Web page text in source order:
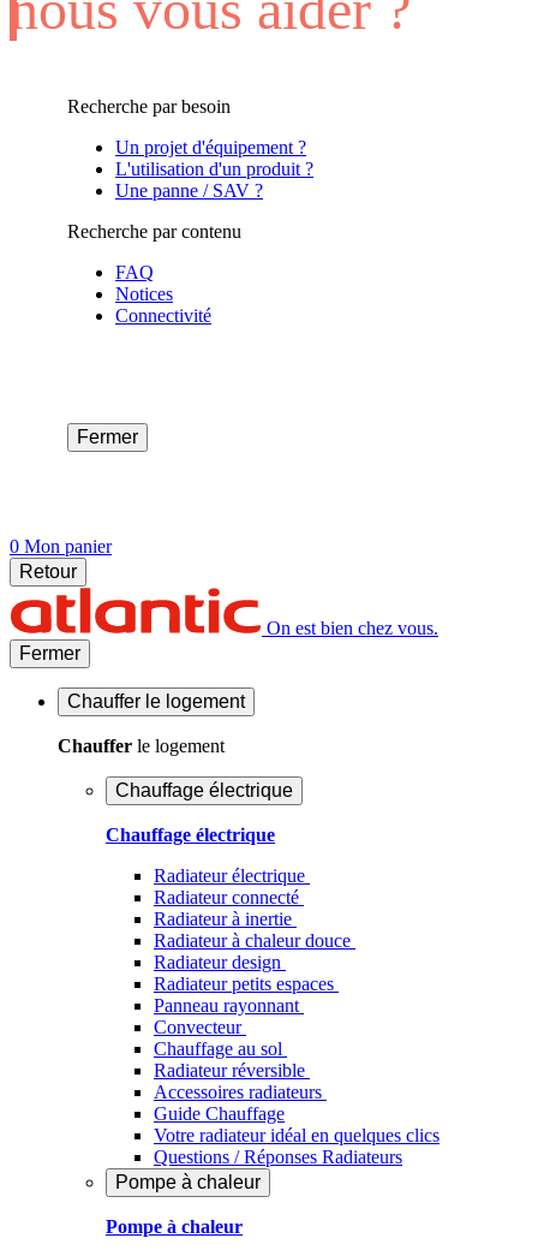
Recherche par besoin
Un projet d'équipement ?
L'utilisation d'un produit ?
Une panne / SAV ?
Recherche par contenu
FAQ
Notices
Connectivité
Fermer
0 Mon panier
Retour
On est bien chez vous.
Fermer
Chauffer le logement
Chauffer le logement
Chauffage électrique
Chauffage électrique
Radiateur électrique
Radiateur connecté
Radiateur à inertie
Radiateur à chaleur douce
Radiateur design
Radiateur petits espaces
Panneau rayonnant
Convecteur
Chauffage au sol
Radiateur réversible
Accessoires radiateurs
Guide Chauffage
Votre radiateur idéal en quelques clics
Questions / Réponses Radiateurs
Pompe à chaleur
Pompe à chaleur